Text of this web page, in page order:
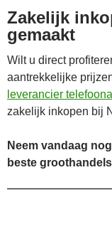
Zakelijk
gemaakt
Wilt u direct
aantrekkelijke
leverancier
zakelijk inkopen bij
Neem vandaag
beste